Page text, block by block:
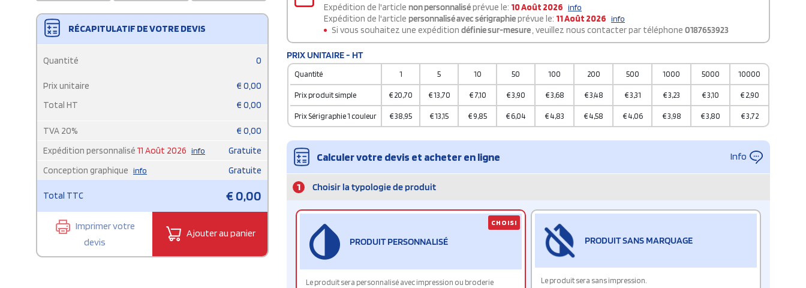
RÉCAPITULATIF DE VOTRE DEVIS
Quantité 0
Prix unitaire € 0,00
Total HT
€ 0,00
TVA 20% € 0,00
Expédition personnalisé 11 Août 2026 info
Gratuite
Conception graphique info Gratuite
Total TTC €0,00
Imprimer votre
devis
Ajouter au panier
Expédition de l'article non personnaliséprévue le: 10 Août 2026 info
Expédition de l'article personnalisé avec sérigraphieprévue le: 11 Août 2026 info
Si vous souhaitez une expédition définie sur-mesure, veuillez nous contacter par téléphone 0187653923
PRIX UNITAIRE - HT
Quantité 1 5 10 50 100 200 500 1000 5000 10000
Prix produit simple € 20,70 €13,70 € 7,10 €3,90 €3,68 €3,48 €3,31 €3,23 €3,10 € 2,90
Prix Sérigraphie 1 couleur €38,95 €13,15 € 9,85 €6,04 € 4,83 € 4,58 € 4,06 €3,98 €3,80 €3,72
Calculer votre devis et acheter en ligne Info
1 Choisir la typologie de produit
PRODUIT PERSONNALISÉ
Le produit sera personnalisé avec impression ou broderie
CHOISI
PRODUIT SANS MARQUAGE
Le produit sera sans impression.